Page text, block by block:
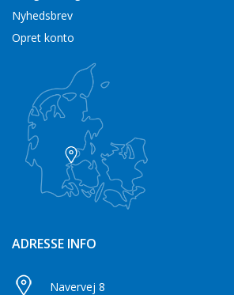
Nyhedsbrev
Opret konto
ADRESSE INFO
Navervej 8